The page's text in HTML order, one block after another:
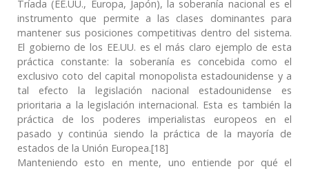
Tríada (EE.UU., Europa, Japón), la soberanía nacional es el
instrumento que permite a las clases dominantes para
mantener sus posiciones competitivas dentro del sistema.
El gobierno de los EE.UU. es el más claro ejemplo de esta
práctica constante: la soberanía es concebida como el
exclusivo coto del capital monopolista estadounidense y a
tal efecto la legislación nacional estadounidense es
prioritaria a la legislación internacional. Esta es también la
práctica de los poderes imperialistas europeos en el
pasado y continúa siendo la práctica de la mayoría de
estados de la Unión Europea.[18]
Manteniendo esto en mente, uno entiende por qué el